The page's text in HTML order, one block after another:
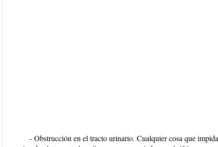
- Obstrucción en el tracto urinario. Cualquier cosa que